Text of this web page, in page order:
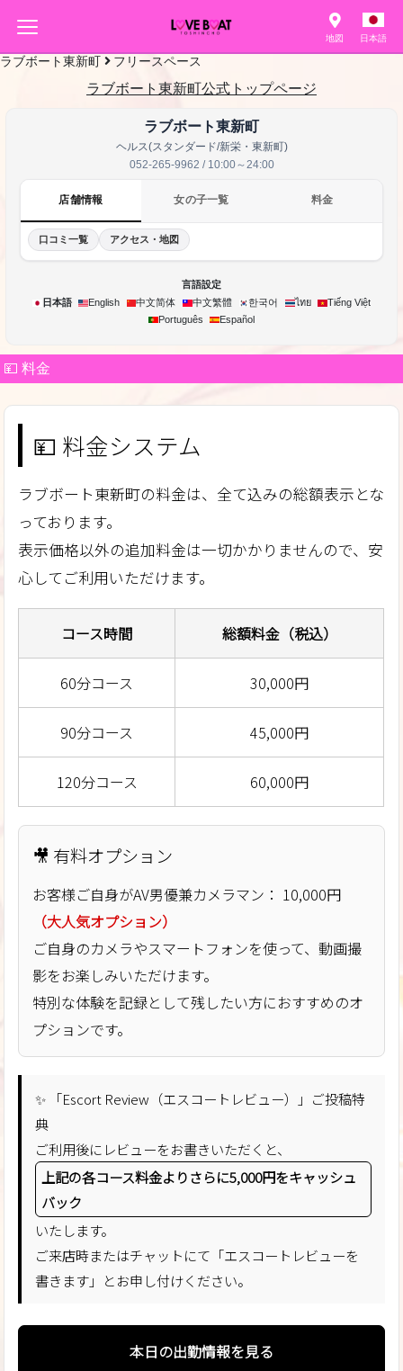
地図 日本語
ラブボート東新町 フリースペース
ラブボート東新町公式トップページ
ラブボート東新町
ヘルス(スタンダード/新栄・東新町)
052-265-9962 / 10:00～24:00
店舗情報 女の子一覧 料金
口コミ一覧 アクセス・地図
言語設定
日本語
English 中文简体 中文繁體 한국어 ไทย
Tiếng Việt
Português
Español
💴 料金
💴 料金システム
ラブボート東新町の料金は、 全て込みの総額表示 とな
っております。
表示価格以外の追加料金は一切かかりませんので、安
心してご利用いただけます。
コース時間 総額料金（税込）
60分コース 30,000円
90分コース 45,000円
120分コース 60,000円
🎥 有料オプション
お客様ご自身がAV男優兼カメラマン： 10,000円
（大人気オプション）
ご自身のカメラやスマートフォンを使って、動画撮
影をお楽しみいただけます。
特別な体験を記録として残したい方におすすめのオ
プションです。
✨ 「Escort Review（エスコートレビュー）」ご投稿特
典
ご利用後にレビューをお書きいただくと、
上記の各コース料金よりさらに5,000円をキャッシュ
バック
いたします。
ご来店時またはチャットにて「エスコートレビューを
書きます」とお申し付けください。
本日の出勤情報を見る